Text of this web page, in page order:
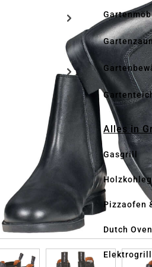
Alles in
Gasgrill
Pizzaofen
Dutch Oven
Elektrogrill